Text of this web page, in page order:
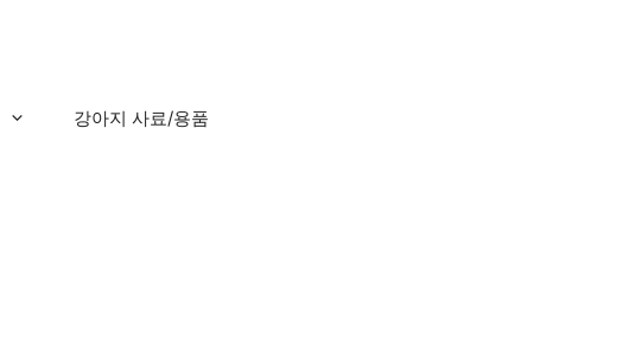
강아지 사료/용품